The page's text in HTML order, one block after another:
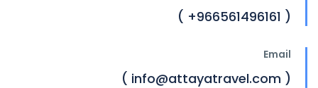
( 966561496161+ )
Email
( info@attayatravel.com )